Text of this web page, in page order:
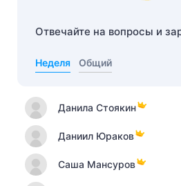
Отвечайте на вопросы и
Неделя Общий
Данила Стоякин
Даниил Юраков
Саша Мансуров